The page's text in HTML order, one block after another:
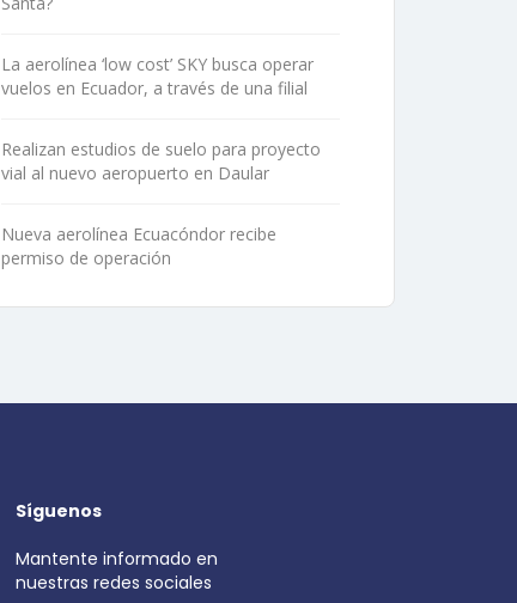
La aerolínea ‘low cost’ SKY busca operar
vuelos en Ecuador, a través de una filial
Realizan estudios de suelo para proyecto
vial al nuevo aeropuerto en Daular
Nueva aerolínea Ecuacóndor recibe
permiso de operación
Síguenos
Mantente informado en
nuestras redes sociales